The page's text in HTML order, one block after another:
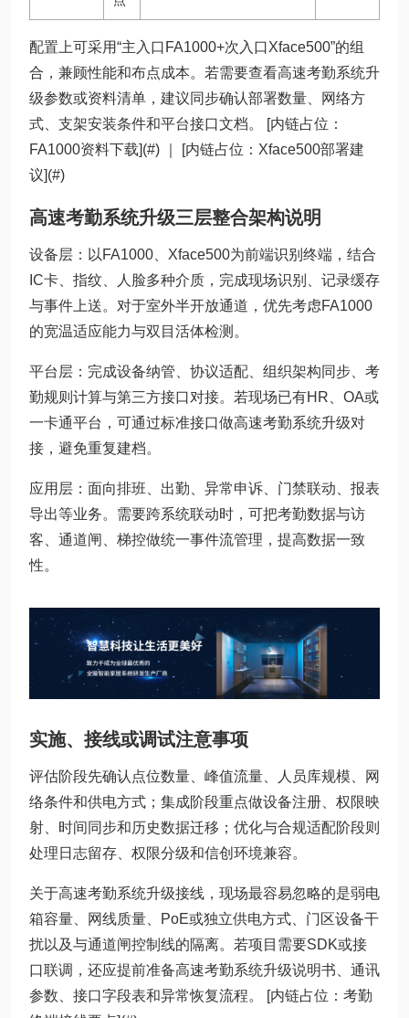
配置上可采用“主入口FA1000+次入口Xface500”的组
合，兼顾性能和布点成本。若需要查看高速考勤系统升
级参数或资料清单，建议同步确认部署数量、网络方
式、支架安装条件和平台接口文档。 [内链占位：
FA1000资料下载](#) ｜ [内链占位：Xface500部署建
议](#)
高速考勤系统升级三层整合架构说明
设备层：以FA1000、Xface500为前端识别终端，结合
IC卡、指纹、人脸多种介质，完成现场识别、记录缓存
与事件上送。对于室外半开放通道，优先考虑FA1000
的宽温适应能力与双目活体检测。
平台层：完成设备纳管、协议适配、组织架构同步、考
勤规则计算与第三方接口对接。若现场已有HR、OA或
一卡通平台，可通过标准接口做高速考勤系统升级对
接，避免重复建档。
应用层：面向排班、出勤、异常申诉、门禁联动、报表
导出等业务。需要跨系统联动时，可把考勤数据与访
客、通道闸、梯控做统一事件流管理，提高数据一致
性。
实施、接线或调试注意事项
评估阶段先确认点位数量、峰值流量、人员库规模、网
络条件和供电方式；集成阶段重点做设备注册、权限映
射、时间同步和历史数据迁移；优化与合规适配阶段则
处理日志留存、权限分级和信创环境兼容。
关于高速考勤系统升级接线，现场最容易忽略的是弱电
箱容量、网线质量、PoE或独立供电方式、门区设备干
扰以及与通道闸控制线的隔离。若项目需要SDK或接
口联调，还应提前准备高速考勤系统升级说明书、通讯
参数、接口字段表和异常恢复流程。 [内链占位：考勤